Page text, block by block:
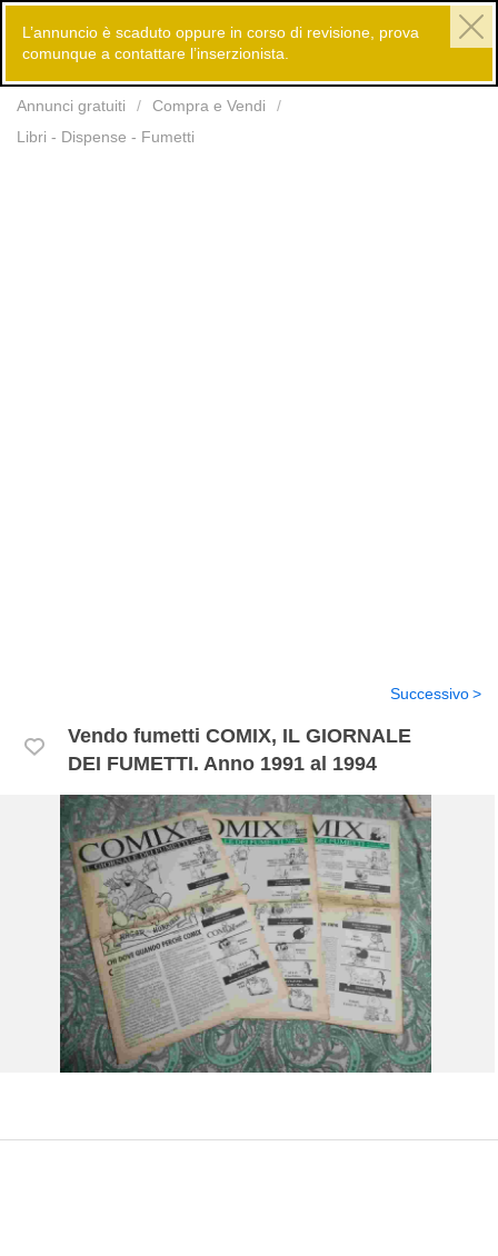
Annunci gratuiti
Compra e Vendi
Libri - Dispense - Fumetti
L’annuncio è scaduto oppure in corso di revisione, prova
comunque a contattare l’inserzionista.
Vendo fumetti COMIX, IL GIORNALE
DEI FUMETTI. Anno 1991 al 1994
Successivo